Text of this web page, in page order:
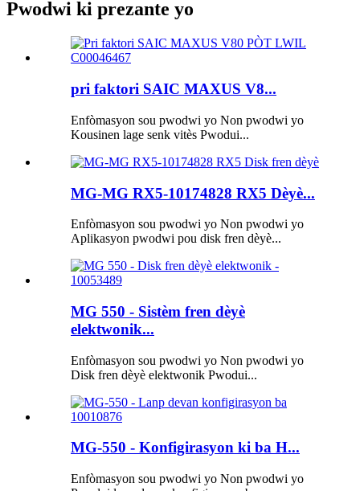
Pwodwi ki prezante yo
pri faktori SAIC MAXUS V8...
Enfòmasyon sou pwodwi yo Non pwodwi yo
Kousinen lage senk vitès Pwodui...
MG-MG RX5-10174828 RX5 Dèyè...
Enfòmasyon sou pwodwi yo Non pwodwi yo
Aplikasyon pwodwi pou disk fren dèyè...
MG 550 - Sistèm fren dèyè
elektwonik...
Enfòmasyon sou pwodwi yo Non pwodwi yo
Disk fren dèyè elektwonik Pwodui...
MG-550 - Konfigirasyon ki ba H...
Enfòmasyon sou pwodwi yo Non pwodwi yo